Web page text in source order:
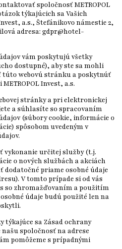
spoločnosť METROPOL
týkajúcich sa Vašich
a.s., Štefánikovo námestie 2,
adresa: gdpr@hotel-
vám poskytujú všetky
dostupné), aby ste sa mohli
webovú stránku a poskytnúť
Invest, a.s.
stránky a pri elektronickej
a súhlasíte so spracovaním
(súbory cookie, informácie o
spôsobom uvedeným v
vykonanie určitej služby (t.j.
o nových službách a akciách
dodatočné priame osobné údaje
V tomto prípade si od vás
so zhromažďovaním a použitím
údaje budú použité len na
týkajúce sa Zásad ochrany
spoločnosť na adrese
pomôžeme s prípadnými